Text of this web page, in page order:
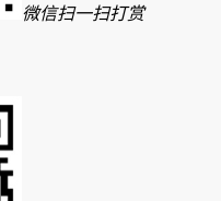
微信扫一扫打赏